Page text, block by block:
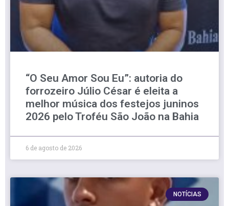
“O Seu Amor Sou Eu”: autoria do
forrozeiro Júlio César é eleita a
melhor música dos festejos juninos
2026 pelo Troféu São João na Bahia
6 de agosto de 2026
NOTÍCIAS